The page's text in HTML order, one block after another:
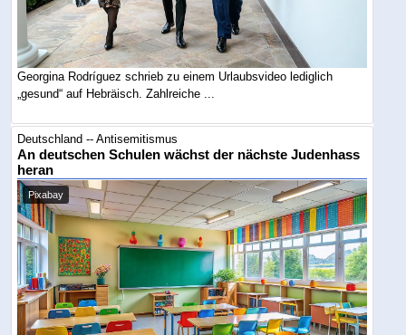
Georgina Rodríguez schrieb zu einem Urlaubsvideo lediglich
„gesund“ auf Hebräisch. Zahlreiche ...
Deutschland -- Antisemitismus
An deutschen Schulen wächst der nächste Judenhass
heran
Pixabay